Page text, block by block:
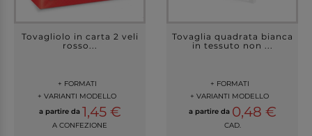
Tovagliolo in carta 2 veli
rosso...
+ FORMATI
+ VARIANTI MODELLO
a partire da 1,45 €
A CONFEZIONE
Tovaglia quadrata bianca
in tessuto non ...
+ FORMATI
+ VARIANTI MODELLO
a partire da 0,48 €
CAD.